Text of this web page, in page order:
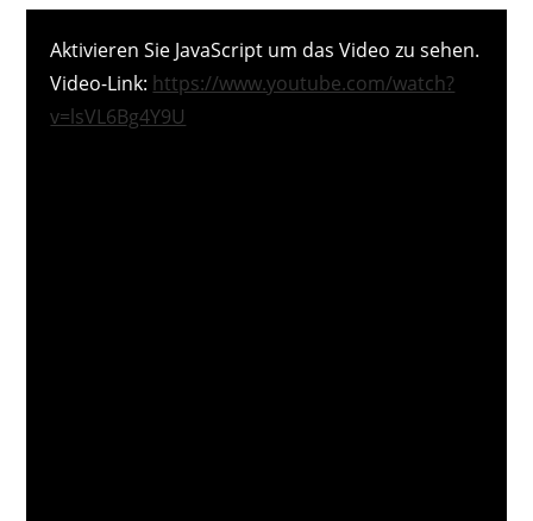
Aktivieren Sie JavaScript um das Video zu sehen.
Video-Link: https://www.youtube.com/watch?
v=lsVL6Bg4Y9U